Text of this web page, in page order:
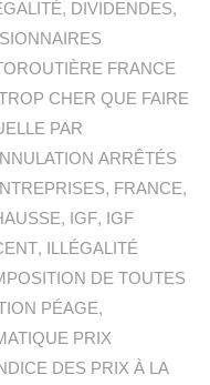
, DIVIDENDES,
FRANCE
CHER QUE FAIRE
PAR
ARRÊTÉS
, FRANCE,
, IGF, IGF
, ILLÉGALITÉ
DE TOUTES
PÉAGE,
PRIX
DES PRIX À LA